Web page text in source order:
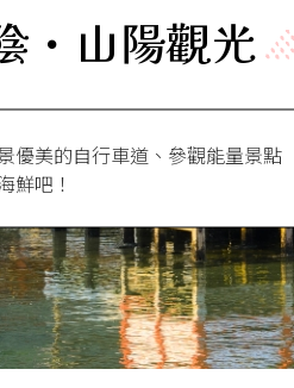
・山陽觀光
優美的自行車道、參觀能量景點
鮮吧！